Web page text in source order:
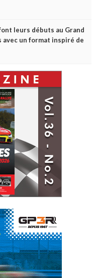
leurs débuts au Grand
avec un format inspiré de